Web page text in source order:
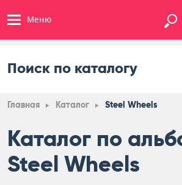
Меню
Поиск по каталогу
Главная Каталог Steel Wheels
Каталог по
Steel Wheels